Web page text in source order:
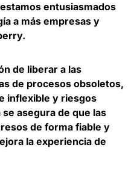
entusiasmados
a más empresas y
de liberar a las
de procesos obsoletos,
inflexible y riesgos
se asegura de que las
de forma fiable y
la experiencia de